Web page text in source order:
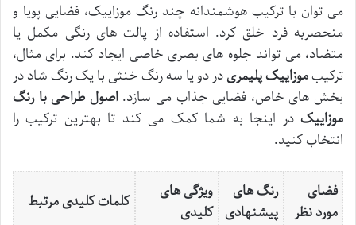
می توان با ترکیب هوشمندانه چند رنگ موزاییک، فضایی پویا و
منحصربه فرد خلق کرد. استفاده از پالت های رنگی مکمل یا
متضاد، می تواند جلوه های بصری خاصی ایجاد کند. برای مثال،
ترکیبموزاییک پلیمریدر دو یا سه رنگ خنثی با یک رنگ شاد در
بخش های خاص، فضایی جذاب می سازد.اصول طراحی با رنگ
موزاییک در اینجا به شما کمک می کند تا بهترین ترکیب را
انتخاب کنید.
فضای
مورد نظر
رنگ های
پیشنهادی
ویژگی های
کلیدی
کلمات کلیدی مرتبط